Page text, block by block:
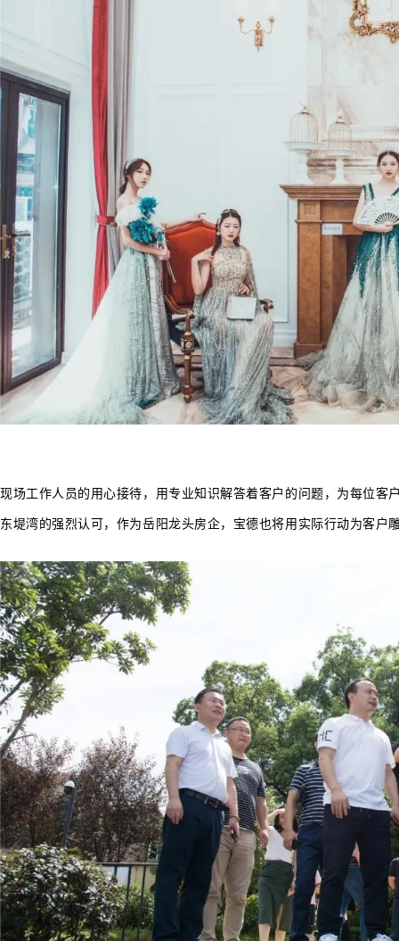
现场工作人员的用心接待，用专业知识解答着客户的问题，为每位客
东堤湾的强烈认可，作为岳阳龙头房企，宝德也将用实际行动为客户